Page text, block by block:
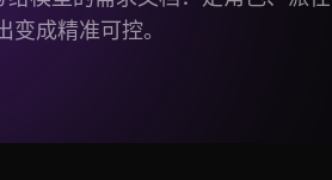
成精准可控。